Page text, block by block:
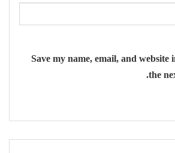
Save my name, email, and
the